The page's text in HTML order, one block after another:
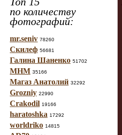
по количеству
фотографий:
mr.seniv 78260
Скилеф 56681
Галина Шаненко 51702
МНМ 35166
Магаз Анатолий 32292
Grozniy 22990
Crakodil 19166
haratoshka 17292
worldriko 14815